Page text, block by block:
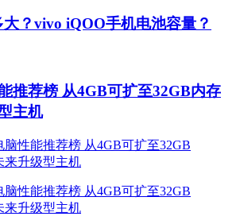
？vivo iQOO手机电池容量？
推荐榜 从4GB可扩至32GB内存
主机